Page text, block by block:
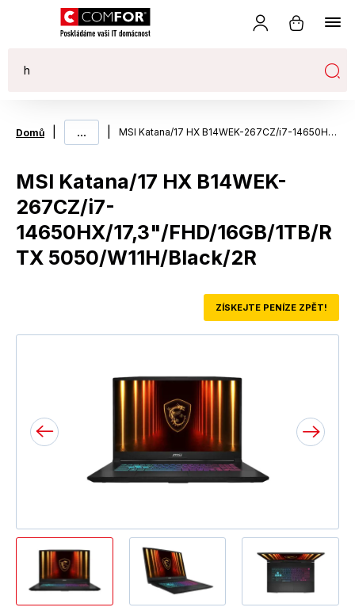
Domů ... MSI Katana/17 HX B14WEK-267CZ/i7-14650HX/17,3"/FHD/16GB/1TB/RTX 5050/W11H/Black/2R
MSI Katana/17 HX B14WEK-
267CZ/i7-
14650HX/17,3"/FHD/16GB/1TB/R
TX 5050/W11H/Black/2R
ZÍSKEJTE PENÍZE ZPĚT!